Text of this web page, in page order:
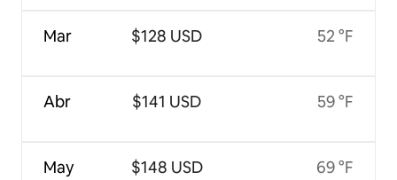
Mar
Abr
May
$128 USD
$141 USD
$148 USD
52 °F
59 °F
69 °F